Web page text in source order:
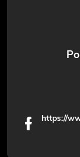
https://